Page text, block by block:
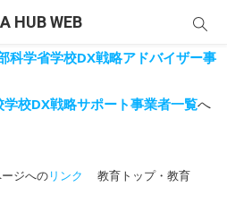
HUB WEB
科学省学校DX戦略アドバイザー事
学校DX戦略サポート事業者一覧へ
ージへのリンク
教育トップ・教育